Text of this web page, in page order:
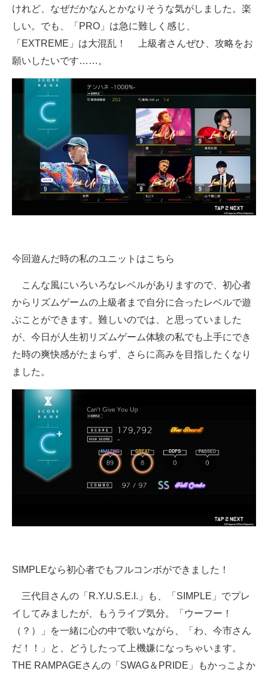
けれど、なぜだかなんとかなりそうな気がしました。楽
しい。でも、「PRO」は急に難しく感じ、
「EXTREME」は大混乱！ 上級者さんぜひ、攻略をお
願いしたいです……。
今回遊んだ時の私のユニットはこちら
こんな風にいろいろなレベルがありますので、初心者
からリズムゲームの上級者まで自分に合ったレベルで遊
ぶことができます。難しいのでは、と思っていました
が、今日が人生初リズムゲーム体験の私でも上手にでき
た時の爽快感がたまらず、さらに高みを目指したくなり
ました。
SIMPLEなら初心者でもフルコンボができました！
三代目さんの「R.Y.U.S.E.I.」も、「SIMPLE」でプレ
イしてみましたが、もうライブ気分。「ウーフー！
（？）」を一緒に心の中で歌いながら、「わ、今市さん
だ！！」と、どうしたって上機嫌になっちゃいます。
THE RAMPAGEさんの「SWAG＆PRIDE」もかっこよか